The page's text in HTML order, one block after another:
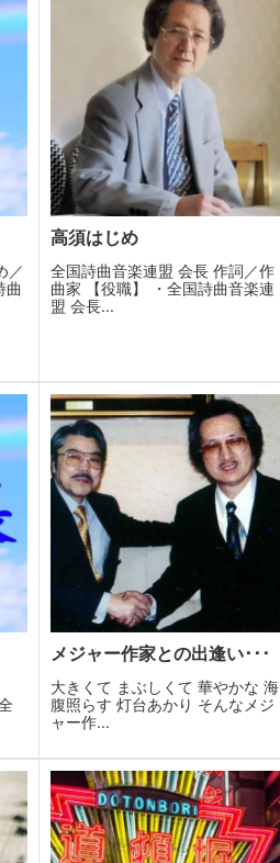
／
曲
高須はじめ
全国詩曲音楽連盟 会長 作詞／作
曲家 【役職】 ・全国詩曲音楽連
盟 会長...
メジャー作家との出逢い･･･
大きくて まぶしくて 華やかな 海
腹照らす 灯台あかり そんなメジ
ャー作...